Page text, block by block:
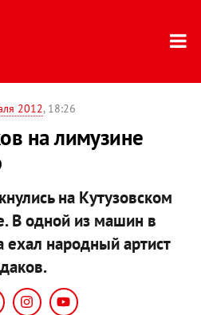
2012, 18:26
на лимузине
на Кутузовском
В одной из машин в
ехал народный артист